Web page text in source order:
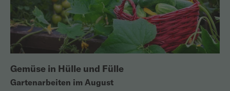
Gemüse in Hülle und Fülle
Gartenarbeiten im August